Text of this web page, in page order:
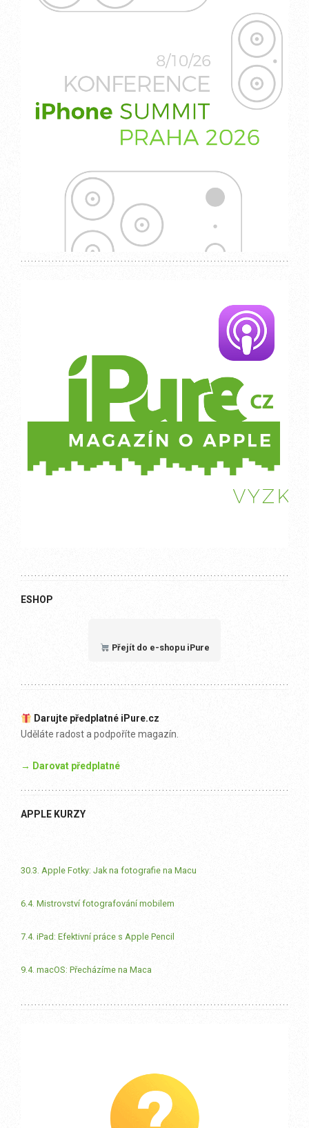
ESHOP
Přejít do e-shopu iPure
Darujte předplatné iPure.cz
Uděláte radost a podpoříte magazín.
→ Darovat předplatné
APPLE KURZY
30.3. Apple Fotky: Jak na fotografie na Macu
6.4. Mistrovství fotografování mobilem
7.4. iPad: Efektivní práce s Apple Pencil
9.4. macOS: Přecházíme na Maca